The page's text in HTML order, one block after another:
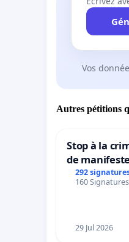
Vos
Autres pétitions
Stop à la
de
292
160
29 Jul 2026